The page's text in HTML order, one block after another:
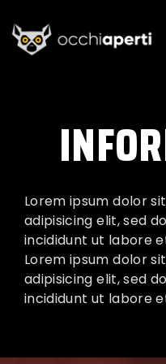
Lorem ipsum dolor
adipisicing elit, sed
incididunt ut labore
Lorem ipsum dolor
adipisicing elit, sed
incididunt ut labore